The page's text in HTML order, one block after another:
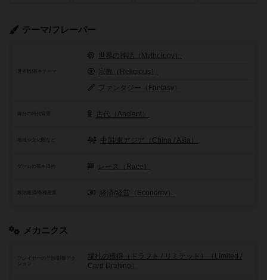
テーマ/フレーバー
世界観/基本テーマ
世界の神話（Mythology）
宗教（Religious）
ファンタジー（Fantasy）
舞台の時代背景 古代（Ancient）
地域や文化圏など 中国/東アジア（China / Asia）
ゲームの基本目的 レース（Race）
政治経済/各種産業 経済/経営（Economy）
メカニクス
プレイヤーの干渉/影響アク
場札の獲得（ドラフト / リミテッド）（Limited /
Card Drafting）